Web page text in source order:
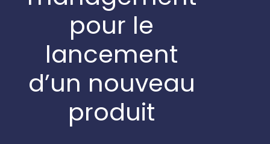
pour le
lancement
d’un nouveau
produit